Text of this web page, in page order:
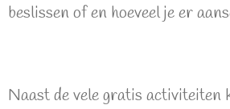
beslissen of en hoeveel je er
Naast de vele gratis activiteiten